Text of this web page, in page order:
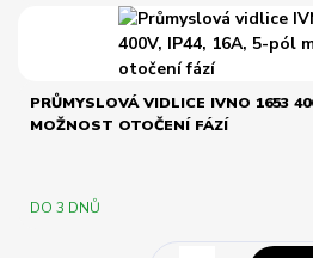
PRŮMYSLOVÁ VIDLICE IVNO 1653
MOŽNOST OTOČENÍ FÁZÍ
DO 3 DNŮ